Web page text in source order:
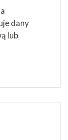
dany
lub